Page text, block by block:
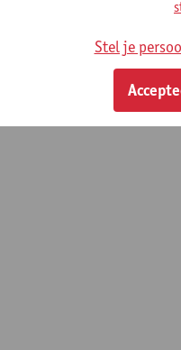
Stel je